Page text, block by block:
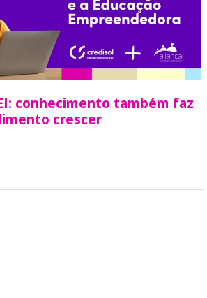
conhecimento também faz
crescer